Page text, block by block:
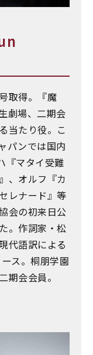
取得。『魔
劇場、二期会
当たり役。こ
パンでは国内
『マタイ受難
、オルフ『カ
レナード』等
会の初来日公
。作詞家・松
代語訳による
ス。桐朋学園
期会会員。